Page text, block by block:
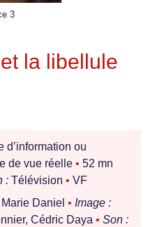
3
la libellule
d’information ou
de vue réelle • 52 mn
: Télévision • VF
Daniel • Image :
Cédric Daya • Son :